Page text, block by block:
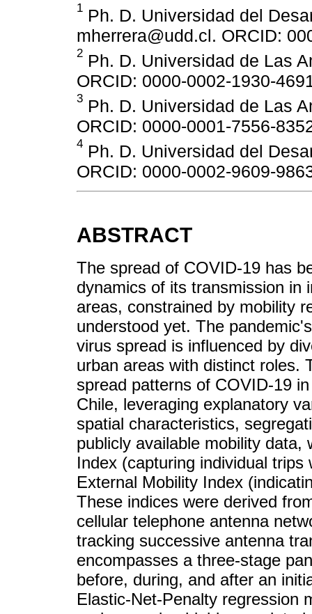
1 Ph. D. Universidad del
mherrera@udd.cl. ORCID:
2 Ph. D. Universidad de Las
ORCID: 0000-0002-1930-
3 Ph. D. Universidad de Las
ORCID: 0000-0001-7556-
4 Ph. D. Universidad del
ORCID: 0000-0002-9609-
ABSTRACT
The spread of COVID-19 has
dynamics of its transmission in
areas, constrained by mobility
understood yet. The
virus spread is influenced by
urban areas with distinct roles.
spread patterns of COVID-19
Chile, leveraging explanatory
spatial characteristics,
publicly available mobility
Index (capturing individual trips
External Mobility Index
These indices were derived
cellular telephone antenna
tracking successive antenna
encompasses a three-stage
before, during, and after an
Elastic-Net-Penalty regression